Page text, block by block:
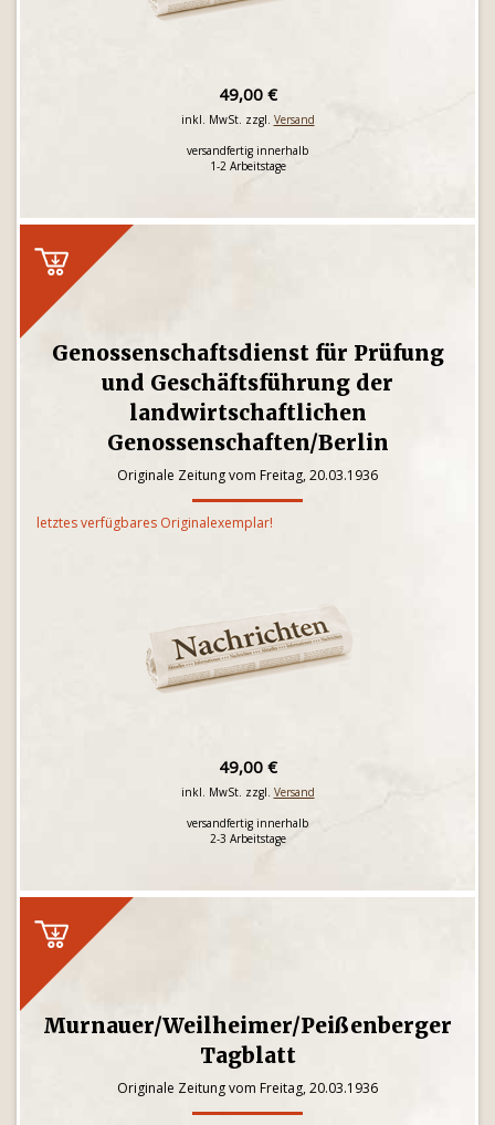
49,00 €
inkl. MwSt. zzgl. Versand
versandfertig innerhalb
1-2 Arbeitstage
Genossenschaftsdienst für Prüfung
und Geschäftsführung der
landwirtschaftlichen
Genossenschaften/Berlin
Originale Zeitung vom Freitag, 20.03.1936
letztes verfügbares Originalexemplar!
49,00 €
inkl. MwSt. zzgl. Versand
versandfertig innerhalb
2-3 Arbeitstage
Murnauer/Weilheimer/Peißenberger
Tagblatt
Originale Zeitung vom Freitag, 20.03.1936